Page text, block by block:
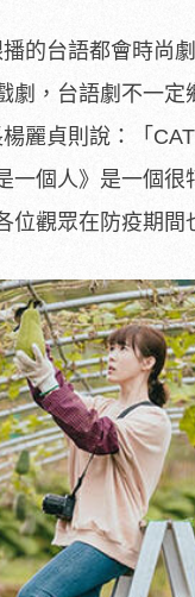
的台語都會時尚
劇，台語劇不一
麗貞則說：「
一個人》是一個
觀眾在防疫期間